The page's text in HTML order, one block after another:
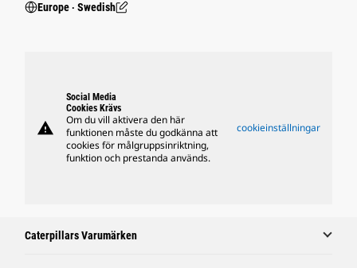
Europe ‧ Swedish
warning
Social Media
Cookies Krävs
Om du vill aktivera den här
funktionen måste du godkänna att
cookies för målgruppsinriktning,
funktion och prestanda används.
cookieinställningar
Caterpillars Varumärken